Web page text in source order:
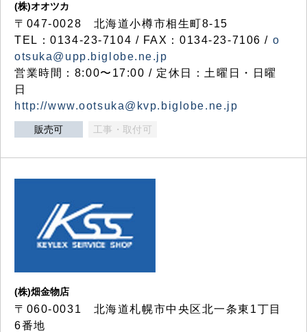
(株)オオツカ
〒047-0028 北海道小樽市相生町8-15
TEL：0134-23-7104 / FAX：0134-23-7106 / o
otsuka@upp.biglobe.ne.jp
営業時間：8:00〜17:00 / 定休日：土曜日・日曜
日
http://www.ootsuka@kvp.biglobe.ne.jp
販売可 工事・取付可
(株)畑金物店
〒060-0031 北海道札幌市中央区北一条東1丁目
6番地